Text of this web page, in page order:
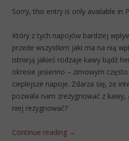
Sorry, this entry is only available in
Który z tych napojów bardziej
przede wszystkim jaki ma na nią
istnieją jakieś rodzaje kawy bądź
okresie jesienno – zimowym
cieplejsze napoje. Zdarza się, że
pozwala nam zrezygnować z
niej rezygnować?
Continue reading →